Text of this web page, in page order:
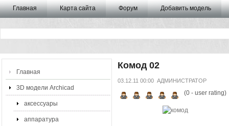
Главная Карта сайта Форум Добавить модель
Главная
3D модели Archicad
аксессуары
аппаратура
Комод 02
03.12.11 00:00 АДМИНИСТРАТОР
(0- user rating)